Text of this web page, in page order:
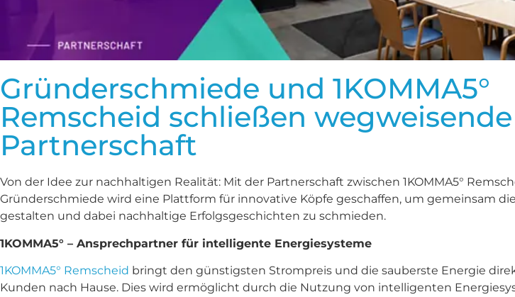
Gründerschmiede und 1KOMMA5°
Remscheid schließen wegweisende
Partnerschaft
Von der Idee zur nachhaltigen Realität: Mit der Partnerschaft zwischen 1KOMMA5°
Gründerschmiede wird eine Plattform für innovative Köpfe geschaffen, um gemeinsam
gestalten und dabei nachhaltige Erfolgsgeschichten zu schmieden.
1KOMMA5° – Ansprechpartner für intelligente Energiesysteme
1KOMMA5° Remscheid bringt den günstigsten Strompreis und die sauberste Energie
Kunden nach Hause. Dies wird ermöglicht durch die Nutzung von intelligenten